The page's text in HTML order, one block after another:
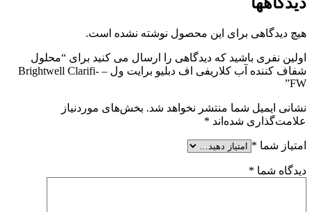
هیچ دیدگاهی برای این محصول نوشته نشده است.
اولین نفری باشید که دیدگاهی را ارسال می کنید برای “محلول
شفاف کننده آب کلاریفی اف دبلیو برایت ول – Brightwell Clarifi-
FW”
نشانی ایمیل شما منتشر نخواهد شد. بخش‌های موردنیاز
علامت‌گذاری شده‌اند *
امتیاز شما *
دیدگاه شما *